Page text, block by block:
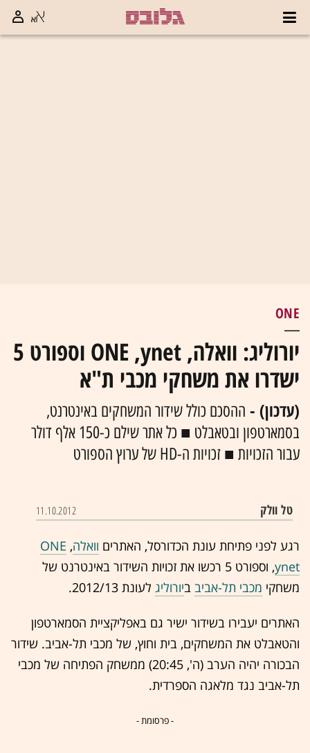
ONE
יורוליג: וואלה, ONE ,ynet וספורט 5
ישדרו את משחקי מכבי ת"א
(עדכון) - ההסכם כולל שידור המשחקים באינטרנט,
בסמארטפון ובטאבלט ■ כל אתר שילם כ-150 אלף דולר
עבור הזכויות ■ זכויות ה-HD של ערוץ הספורט
טל וולק 11.10.2012
רגע לפני פתיחת עונת הכדורסל, האתרים וואלה,
ONE
,ynet
וספורט 5 רכשו את זכויות השידור באינטרנט של
משחקי מכבי תל-אביב ביורוליג לעונת 2012/13.
האתרים יעבירו בשידור ישיר גם באפליקציית הסמארטפון
והטאבלט את המשחקים, בית וחוץ, של מכבי תל-אביב. שידור
הבכורה יהיה הערב (ה', 20:45) ממשחק הפתיחה של מכבי
תל-אביב נגד מלאגה הספרדית.
- פרסומת -